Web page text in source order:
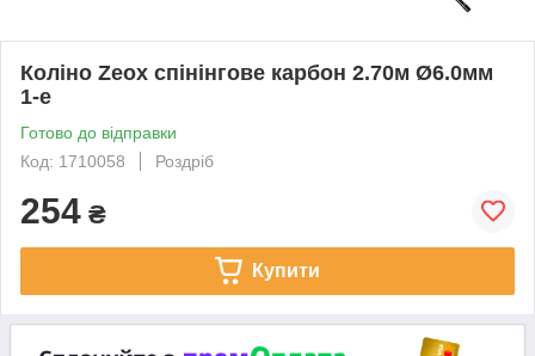
Коліно Zeox спінінгове карбон 2.70м Ø6.0мм
1-е
Готово до відправки
Код: 1710058
Роздріб
254 ₴
Купити